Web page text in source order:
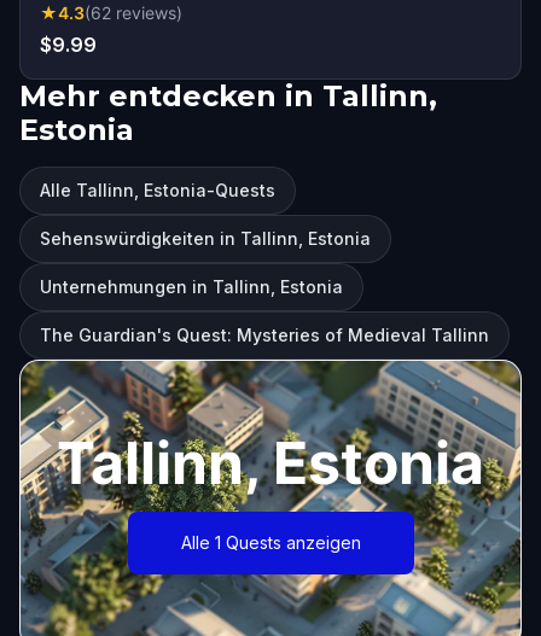
★4.3(62 reviews)
$9.99
Mehr entdecken in Tallinn,
Estonia
Alle Tallinn, Estonia-Quests
Sehenswürdigkeiten in Tallinn, Estonia
Unternehmungen in Tallinn, Estonia
The Guardian's Quest: Mysteries of Medieval Tallinn
Tallinn, Estonia
Alle 1 Quests anzeigen